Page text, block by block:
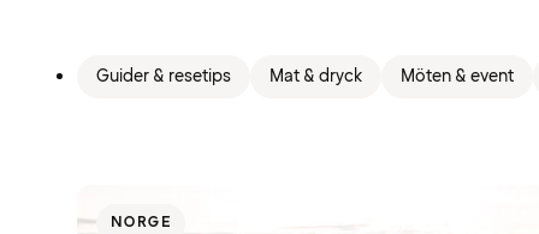
Guider & resetips Mat & dryck Möten & event
NORGE